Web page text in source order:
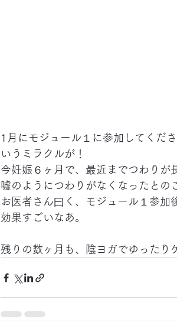
1月にモジュール１に参加してくだ
いうミラクルが！
今妊娠６ヶ月で、最近までつわりが
嘘のようにつわりがなくなったとの
お医者さん曰く、モジュール１参加
効果すごいなあ。
残りの数ヶ月も、陰ヨガでゆった